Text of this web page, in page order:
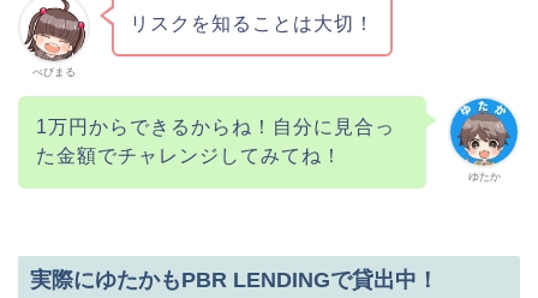
べびまる
リスクを知ることは大切！
ゆたか
1万円からできるからね！自分に見合っ
た金額でチャレンジしてみてね！
実際にゆたかもPBR LENDINGで貸出中！